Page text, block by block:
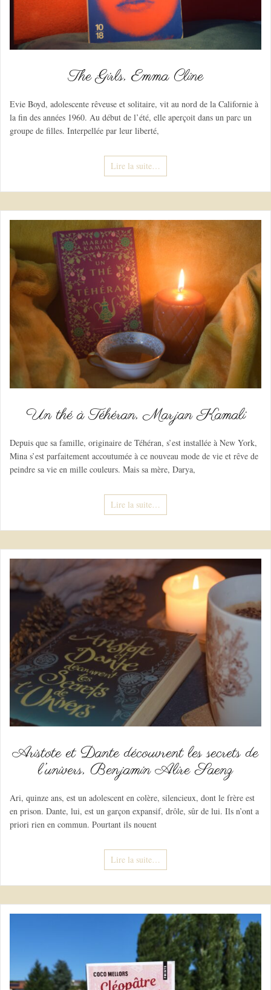
The Girls, Emma Cline
Evie Boyd, adolescente rêveuse et solitaire, vit au nord de la Californie à
la fin des années 1960. Au début de l’été, elle aperçoit dans un parc un
groupe de filles. Interpellée par leur liberté,
Lire la suite…
Un thé à Téhéran, Marjan Kamali
Depuis que sa famille, originaire de Téhéran, s’est installée à New York,
Mina s’est parfaitement accoutumée à ce nouveau mode de vie et rêve de
peindre sa vie en mille couleurs. Mais sa mère, Darya,
Lire la suite…
Aristote et Dante découvrent les secrets de
l’univers, Benjamin Alire Saenz
Ari, quinze ans, est un adolescent en colère, silencieux, dont le frère est
en prison. Dante, lui, est un garçon expansif, drôle, sûr de lui. Ils n’ont a
priori rien en commun. Pourtant ils nouent
Lire la suite…